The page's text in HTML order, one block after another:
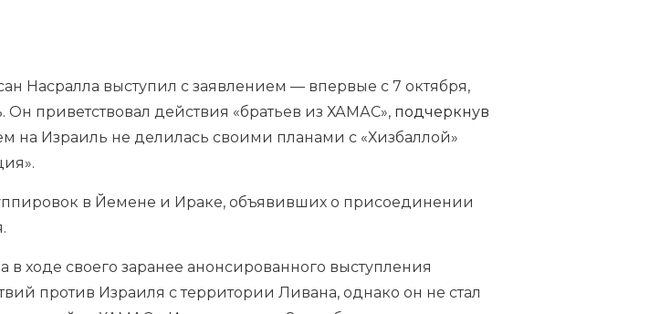
Насралла выступил с заявлением — впервые с 7 октября,
приветствовал действия «братьев из ХАМАС», подчеркнув
на Израиль не делилась своими планами с «Хизбаллой»
в Йемене и Ираке, объявивших о присоединении
ходе своего заранее анонсированного выступления
против Израиля с территории Ливана, однако он не стал